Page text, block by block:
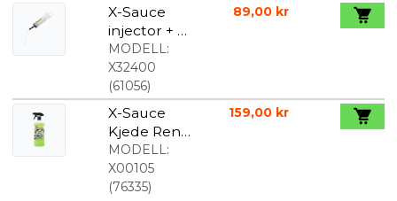
X-Sauce
injector + X-
tube
MODELL:
X32400
(61056)
89,00 kr
X-Sauce
Kjede Rens
900ml
MODELL:
X00105
(76335)
159,00 kr